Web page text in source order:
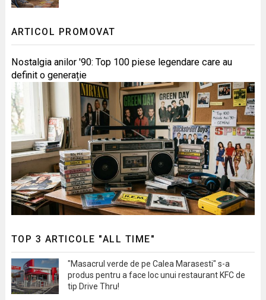
ARTICOL PROMOVAT
Nostalgia anilor '90: Top 100 piese legendare care au
definit o generație
TOP 3 ARTICOLE "ALL TIME"
"Masacrul verde de pe Calea Marasesti" s-a
produs pentru a face loc unui restaurant KFC de
tip Drive Thru!